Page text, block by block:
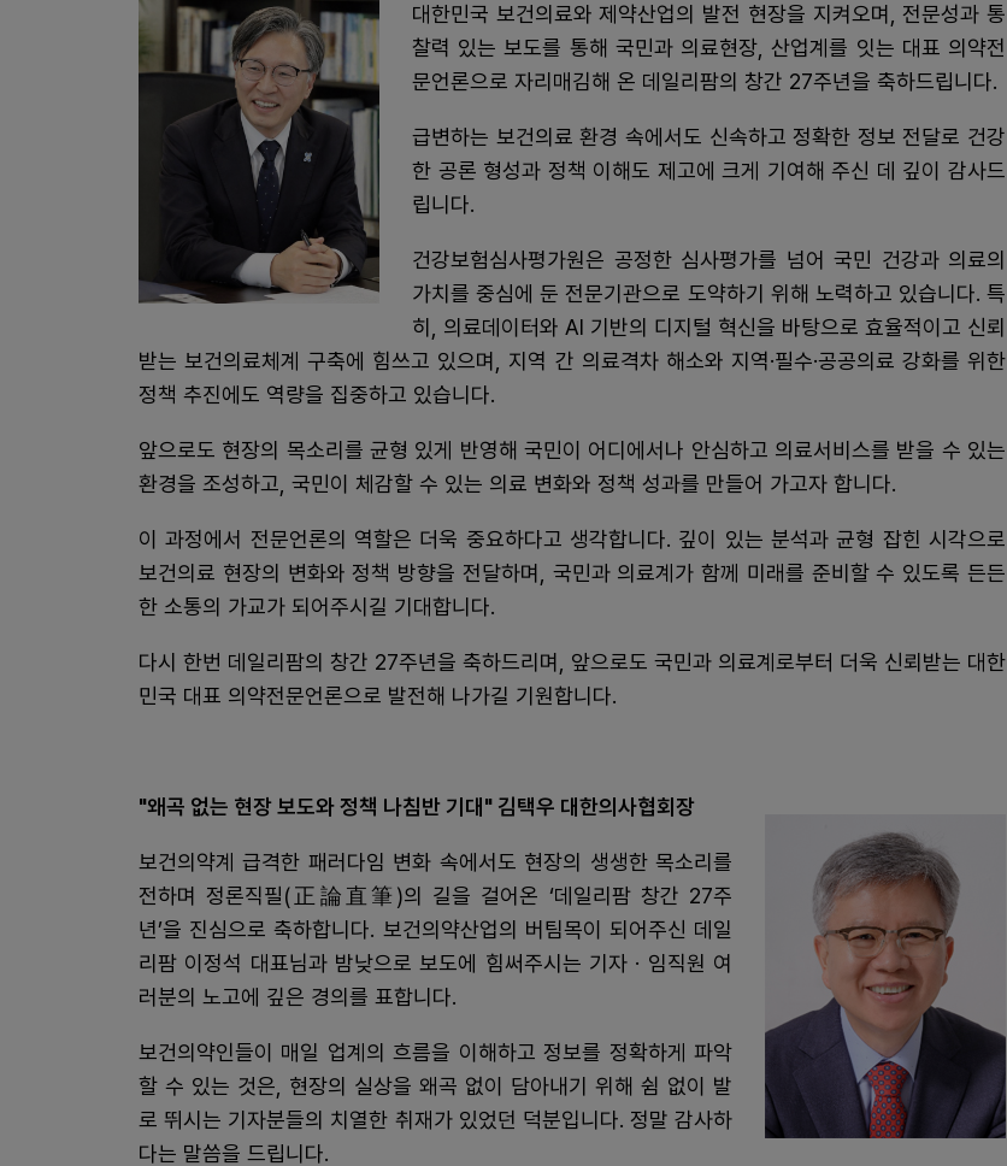
대한민국 보건의료와 제약산업의 발전 현장을 지켜오며, 전문성과 통
찰력 있는 보도를 통해 국민과 의료현장, 산업계를 잇는 대표 의약전
문언론으로 자리매김해 온 데일리팜의 창간 27주년을 축하드립니다.
급변하는 보건의료 환경 속에서도 신속하고 정확한 정보 전달로 건강
한 공론 형성과 정책 이해도 제고에 크게 기여해 주신 데 깊이 감사드
립니다.
건강보험심사평가원은 공정한 심사평가를 넘어 국민 건강과 의료의
가치를 중심에 둔 전문기관으로 도약하기 위해 노력하고 있습니다. 특
히, 의료데이터와 AI 기반의 디지털 혁신을 바탕으로 효율적이고 신뢰
받는 보건의료체계 구축에 힘쓰고 있으며, 지역 간 의료격차 해소와 지역·필수·공공의료 강화를 위한
정책 추진에도 역량을 집중하고 있습니다.
앞으로도 현장의 목소리를 균형 있게 반영해 국민이 어디에서나 안심하고 의료서비스를 받을 수 있는
환경을 조성하고, 국민이 체감할 수 있는 의료 변화와 정책 성과를 만들어 가고자 합니다.
이 과정에서 전문언론의 역할은 더욱 중요하다고 생각합니다. 깊이 있는 분석과 균형 잡힌 시각으로
보건의료 현장의 변화와 정책 방향을 전달하며, 국민과 의료계가 함께 미래를 준비할 수 있도록 든든
한 소통의 가교가 되어주시길 기대합니다.
다시 한번 데일리팜의 창간 27주년을 축하드리며, 앞으로도 국민과 의료계로부터 더욱 신뢰받는 대한
민국 대표 의약전문언론으로 발전해 나가길 기원합니다.
"왜곡 없는 현장 보도와 정책 나침반 기대" 김택우 대한의사협회장
보건의약계 급격한 패러다임 변화 속에서도 현장의 생생한 목소리를
전하며 정론직필(正論直筆)의 길을 걸어온 ‘데일리팜 창간 27주
년’을 진심으로 축하합니다. 보건의약산업의 버팀목이 되어주신 데일
리팜 이정석 대표님과 밤낮으로 보도에 힘써주시는 기자 · 임직원 여
러분의 노고에 깊은 경의를 표합니다.
보건의약인들이 매일 업계의 흐름을 이해하고 정보를 정확하게 파악
할 수 있는 것은, 현장의 실상을 왜곡 없이 담아내기 위해 쉼 없이 발
로 뛰시는 기자분들의 치열한 취재가 있었던 덕분입니다. 정말 감사하
다는 말씀을 드립니다.